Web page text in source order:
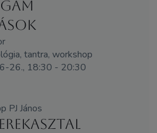
tantra, workshop
26., 18:30 - 20:30
PJ János